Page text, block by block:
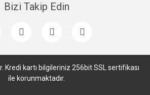
Bizi Takip Edin
Kredi kartı bilgileriniz 256bit SSL sertifikası
ile korunmaktadır.